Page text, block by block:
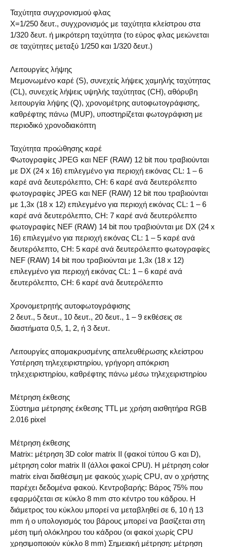
Ταχύτητα συγχρονισμού φλας
X=1/250 δευτ., συγχρονισμός με ταχύτητα κλείστρου στα
1/320 δευτ. ή μικρότερη ταχύτητα (το εύρος φλας μειώνεται
σε ταχύτητες μεταξύ 1/250 και 1/320 δευτ.)
Λειτουργίες λήψης
Μεμονωμένο καρέ (S), συνεχείς λήψεις χαμηλής ταχύτητας
(CL), συνεχείς λήψεις υψηλής ταχύτητας (CH), αθόρυβη
λειτουργία λήψης (Q), χρονομέτρης αυτοφωτογράφισης,
καθρέφτης πάνω (MUP), υποστηρίζεται φωτογράφιση με
περιοδικό χρονοδιακόπτη
Ταχύτητα προώθησης καρέ
Φωτογραφίες JPEG και NEF (RAW) 12 bit που τραβιούνται
με DX (24 x 16) επιλεγμένο για περιοχή εικόνας CL: 1 – 6
καρέ ανά δευτερόλεπτο, CH: 6 καρέ ανά δευτερόλεπτο
φωτογραφίες JPEG και NEF (RAW) 12 bit που τραβιούνται
με 1,3x (18 x 12) επιλεγμένο για περιοχή εικόνας CL: 1 – 6
καρέ ανά δευτερόλεπτο, CH: 7 καρέ ανά δευτερόλεπτο
φωτογραφίες NEF (RAW) 14 bit που τραβιούνται με DX (24 x
16) επιλεγμένο για περιοχή εικόνας CL: 1 – 5 καρέ ανά
δευτερόλεπτο, CH: 5 καρέ ανά δευτερόλεπτο φωτογραφίες
NEF (RAW) 14 bit που τραβιούνται με 1,3x (18 x 12)
επιλεγμένο για περιοχή εικόνας CL: 1 – 6 καρέ ανά
δευτερόλεπτο, CH: 6 καρέ ανά δευτερόλεπτο
Χρονομετρητής αυτοφωτογράφισης
2 δευτ., 5 δευτ., 10 δευτ., 20 δευτ., 1 – 9 εκθέσεις σε
διαστήματα 0,5, 1, 2, ή 3 δευτ.
Λειτουργίες απομακρυσμένης απελευθέρωσης κλείστρου
Υστέρηση τηλεχειριστηρίου, γρήγορη απόκριση
τηλεχειριστηρίου, καθρέφτης πάνω μέσω τηλεχειριστηρίου
Μέτρηση έκθεσης
Σύστημα μέτρησης έκθεσης TTL με χρήση αισθητήρα RGB
2.016 pixel
Μέτρηση έκθεσης
Matrix: μέτρηση 3D color matrix II (φακοί τύπου G και D),
μέτρηση color matrix II (άλλοι φακοί CPU). Η μέτρηση color
matrix είναι διαθέσιμη με φακούς χωρίς CPU, αν ο χρήστης
παρέχει δεδομένα φακού. Κεντροβαρής: Βάρος 75% που
εφαρμόζεται σε κύκλο 8 mm στο κέντρο του κάδρου. Η
διάμετρος του κύκλου μπορεί να μεταβληθεί σε 6, 10 ή 13
mm ή ο υπολογισμός του βάρους μπορεί να βασίζεται στη
μέση τιμή ολόκληρου του κάδρου (οι φακοί χωρίς CPU
χρησιμοποιούν κύκλο 8 mm) Σημειακή μέτρηση: μέτρηση